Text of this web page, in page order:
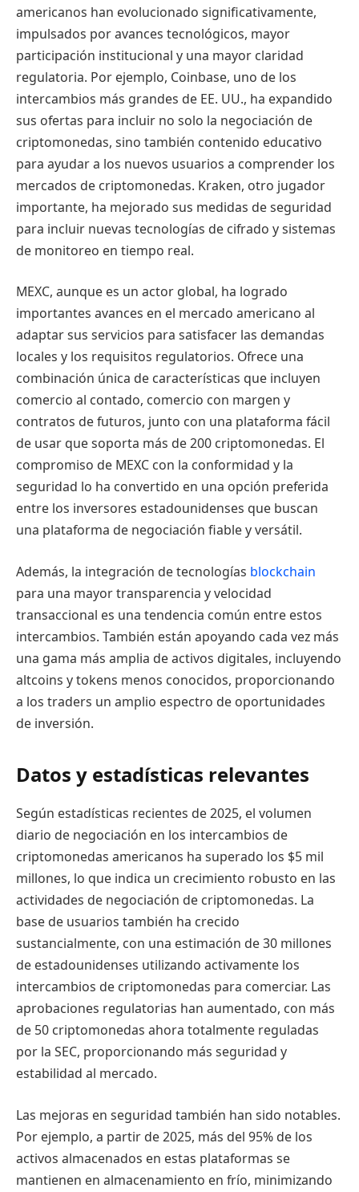
americanos han evolucionado significativamente,
impulsados por avances tecnológicos, mayor
participación institucional y una mayor claridad
regulatoria. Por ejemplo, Coinbase, uno de los
intercambios más grandes de EE. UU., ha expandido
sus ofertas para incluir no solo la negociación de
criptomonedas, sino también contenido educativo
para ayudar a los nuevos usuarios a comprender los
mercados de criptomonedas. Kraken, otro jugador
importante, ha mejorado sus medidas de seguridad
para incluir nuevas tecnologías de cifrado y sistemas
de monitoreo en tiempo real.
MEXC, aunque es un actor global, ha logrado
importantes avances en el mercado americano al
adaptar sus servicios para satisfacer las demandas
locales y los requisitos regulatorios. Ofrece una
combinación única de características que incluyen
comercio al contado, comercio con margen y
contratos de futuros, junto con una plataforma fácil
de usar que soporta más de 200 criptomonedas. El
compromiso de MEXC con la conformidad y la
seguridad lo ha convertido en una opción preferida
entre los inversores estadounidenses que buscan
una plataforma de negociación fiable y versátil.
Además, la integración de tecnologías blockchain
para una mayor transparencia y velocidad
transaccional es una tendencia común entre estos
intercambios. También están apoyando cada vez más
una gama más amplia de activos digitales, incluyendo
altcoins y tokens menos conocidos, proporcionando
a los traders un amplio espectro de oportunidades
de inversión.
Datos y estadísticas relevantes
Según estadísticas recientes de 2025, el volumen
diario de negociación en los intercambios de
criptomonedas americanos ha superado los $5 mil
millones, lo que indica un crecimiento robusto en las
actividades de negociación de criptomonedas. La
base de usuarios también ha crecido
sustancialmente, con una estimación de 30 millones
de estadounidenses utilizando activamente los
intercambios de criptomonedas para comerciar. Las
aprobaciones regulatorias han aumentado, con más
de 50 criptomonedas ahora totalmente reguladas
por la SEC, proporcionando más seguridad y
estabilidad al mercado.
Las mejoras en seguridad también han sido notables.
Por ejemplo, a partir de 2025, más del 95% de los
activos almacenados en estas plataformas se
mantienen en almacenamiento en frío, minimizando